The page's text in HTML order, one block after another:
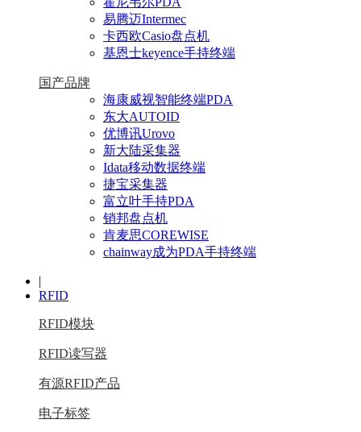
易腾迈Intermec
卡西欧Casio盘点机
基恩士keyence手持终端
国产品牌
海康威视智能终端PDA
东大AUTOID
优博讯Urovo
新大陆采集器
Idata移动数据终端
捷宝采集器
富立叶手持PDA
销邦盘点机
肯麦思COREWISE
chainway成为PDA手持终端
|
RFID
RFID模块
RFID读写器
有源RFID产品
电子标签